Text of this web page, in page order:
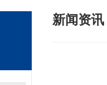
新闻资讯